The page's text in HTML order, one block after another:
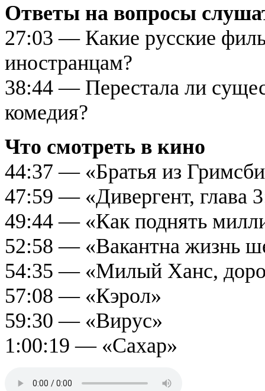
Ответы на вопросы
27:03 — Какие русские
иностранцам?
38:44 — Перестала ли
комедия?
Что смотреть в кино
44:37 — «Братья из
47:59 — «Дивергент, глава
49:44 — «Как поднять
52:58 — «Вакантна жизнь
54:35 — «Милый Ханс,
57:08 — «Кэрол»
59:30 — «Вирус»
1:00:19 — «Сахар»